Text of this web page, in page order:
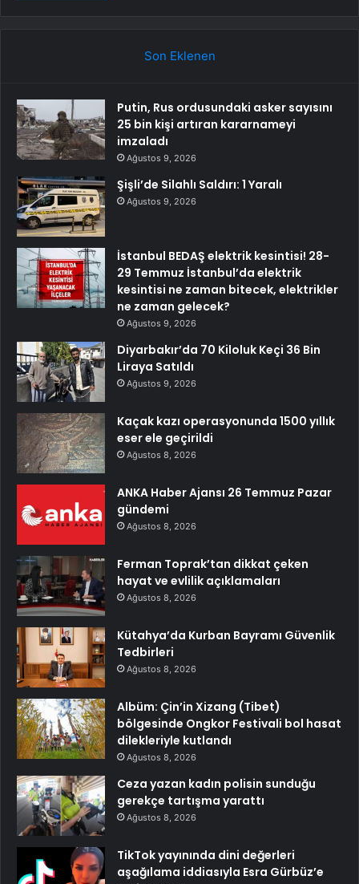
Son Eklenen
Putin, Rus ordusundaki asker sayısını
25 bin kişi artıran kararnameyi
imzaladı
Ağustos 9, 2026
Şişli’de Silahlı Saldırı: 1 Yaralı
Ağustos 9, 2026
İstanbul BEDAŞ elektrik kesintisi! 28-
29 Temmuz İstanbul’da elektrik
kesintisi ne zaman bitecek, elektrikler
ne zaman gelecek?
Ağustos 9, 2026
Diyarbakır’da 70 Kiloluk Keçi 36 Bin
Liraya Satıldı
Ağustos 9, 2026
Kaçak kazı operasyonunda 1500 yıllık
eser ele geçirildi
Ağustos 8, 2026
ANKA Haber Ajansı 26 Temmuz Pazar
gündemi
Ağustos 8, 2026
Ferman Toprak’tan dikkat çeken
hayat ve evlilik açıklamaları
Ağustos 8, 2026
Kütahya’da Kurban Bayramı Güvenlik
Tedbirleri
Ağustos 8, 2026
Albüm: Çin’in Xizang (Tibet)
bölgesinde Ongkor Festivali bol hasat
dilekleriyle kutlandı
Ağustos 8, 2026
Ceza yazan kadın polisin sunduğu
gerekçe tartışma yarattı
Ağustos 8, 2026
TikTok yayınında dini değerleri
aşağılama iddiasıyla Esra Gürbüz’e